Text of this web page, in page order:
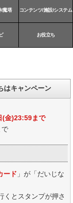
/魔塔 コンテンツ/施設/システム
お役立ち
はキャンペーン
(金)23:59まで
で
ード 」が「だいじな
くとスタンプが押さ